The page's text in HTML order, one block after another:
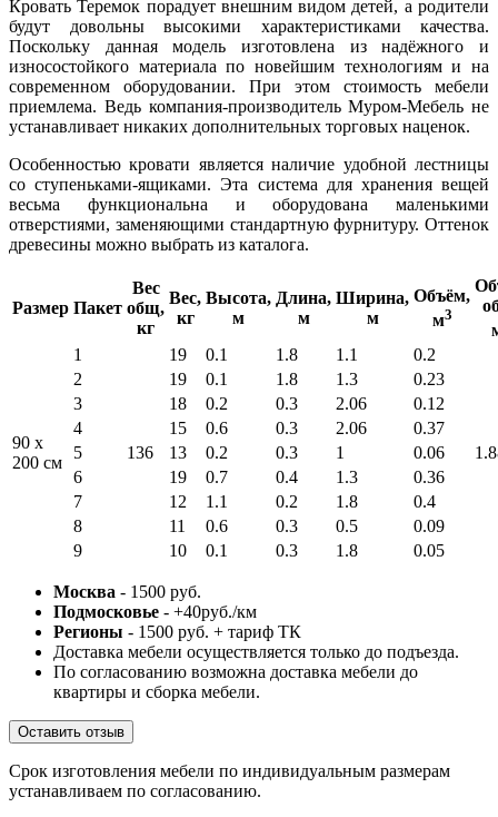
Кровать Теремок порадует внешним видом детей, а родители
будут довольны высокими характеристиками качества.
Поскольку данная модель изготовлена из надёжного и
износостойкого материала по новейшим технологиям и на
современном оборудовании. При этом стоимость мебели
приемлема. Ведь компания-производитель Муром-Мебель не
устанавливает никаких дополнительных торговых наценок.
Особенностью кровати является наличие удобной лестницы
со ступеньками-ящиками. Эта система для хранения вещей
весьма функциональна и оборудована маленькими
отверстиями, заменяющими стандартную фурнитуру. Оттенок
древесины можно выбрать из каталога.
Размер Пакет
Вес
общ,
кг
Вес,
кг
Высота,
м
Длина,
м
Ширина,
м
Объём,
м3
90 x
200 см
1
136
19 0.1 1.8 1.1 0.2
2 19 0.1 1.8 1.3
0.23
3
18 0.2 0.3 2.06
0.12
4
15 0.6 0.3 2.06
0.37
5
13 0.2 0.3 1
0.06
6
19 0.7 0.4 1.3
0.36
7
12 1.1 0.2 1.8
0.4
8
11 0.6 0.3 0.5
0.09
9
10 0.1 0.3 1.8 0.05
Москва - 1500 руб.
Подмосковье - +40руб./км
Регионы - 1500 руб. + тариф ТК
Доставка мебели осуществляется только до подъезда.
По согласованию возможна доставка мебели до
квартиры и сборка мебели.
Оставить отзыв
Срок изготовления мебели по индивидуальным размерам
устанавливаем по согласованию.